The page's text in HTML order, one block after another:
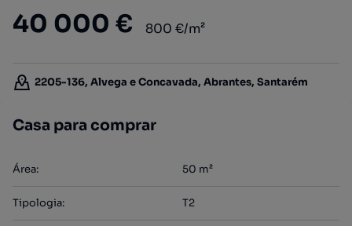
40 000 € 800 €/m²
2205-136, Alvega e Concavada, Abrantes, Santarém
Casa para comprar
Área: 50 m²
Tipologia: T2